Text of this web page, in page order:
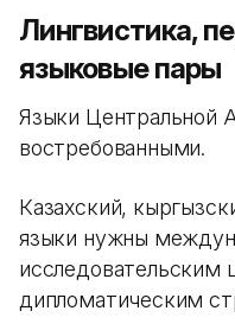
Лингвистика,
языковые пары
Языки Центральной
востребованными.
Казахский,
языки нужны
исследовательским
дипломатическим